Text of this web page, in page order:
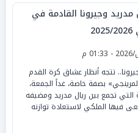
مدريد وجيرونا القادمة في
تتجه أنظار عشاق كرة القدم
بصفة خاصة، غداً الجمعة،
تجمع بين ريال مدريد ومضيفه
فيها الملكي لاستعادة توازنه